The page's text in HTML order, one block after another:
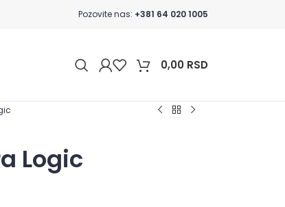
Pozovite nas: +381 64 020 1005
0,00 RSD
Logic